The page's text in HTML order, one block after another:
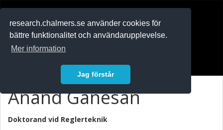
research.chalmers.se använder cookies för
bättre funktionalitet och användarupplevelse.
Mer information
Jag förstår
Anand Ganesan
Doktorand vid Reglerteknik